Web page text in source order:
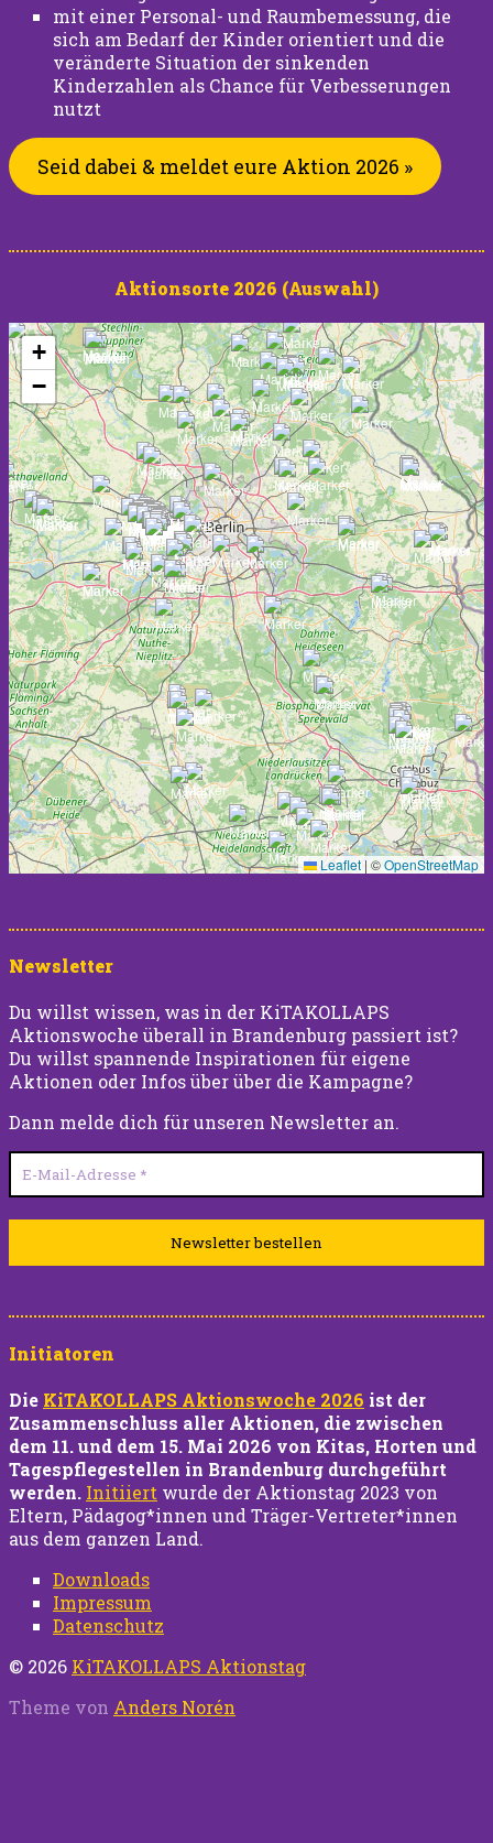
mit einer Personal- und Raumbemessung, die
sich am Bedarf der Kinder orientiert und die
veränderte Situation der sinkenden
Kinderzahlen als Chance für Verbesserungen
nutzt
Seid dabei & meldet eure Aktion 2026 »
Aktionsorte 2026 (Auswahl)
+
−
Leaflet | ©OpenStreetMap
Newsletter
Du willst wissen, was in der KiTAKOLLAPS
Aktionswoche überall in Brandenburg passiert ist?
Du willst spannende Inspirationen für eigene
Aktionen oder Infos über über die Kampagne?
Dann melde dich für unseren Newsletter an.
Initiatoren
Die KiTAKOLLAPS Aktionswoche 2026 ist der
Zusammenschluss aller Aktionen, die zwischen
dem 11. und dem 15. Mai 2026 von Kitas, Horten und
Tagespflegestellen in Brandenburg durchgeführt
werden. Initiiert wurde der Aktionstag 2023 von
Eltern, Pädagog*innen und Träger-Vertreter*innen
aus dem ganzen Land.
Downloads
Impressum
Datenschutz
© 2026 KiTAKOLLAPS Aktionstag
Theme von Anders Norén